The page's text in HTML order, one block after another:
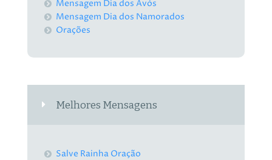
Mensagem Dia dos Avós
Mensagem Dia dos Namorados
Orações
Melhores Mensagens
Salve Rainha Oração